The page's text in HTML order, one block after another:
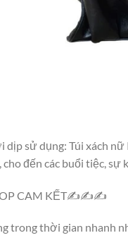
dịp sử dụng: Túi xách
cho đến các buổi tiệc, sự
CAM KẾT✍✍✍
trong thời gian nhanh